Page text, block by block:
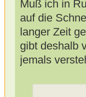
Muß ich in
auf die
langer Zeit
gibt deshalb
jemals